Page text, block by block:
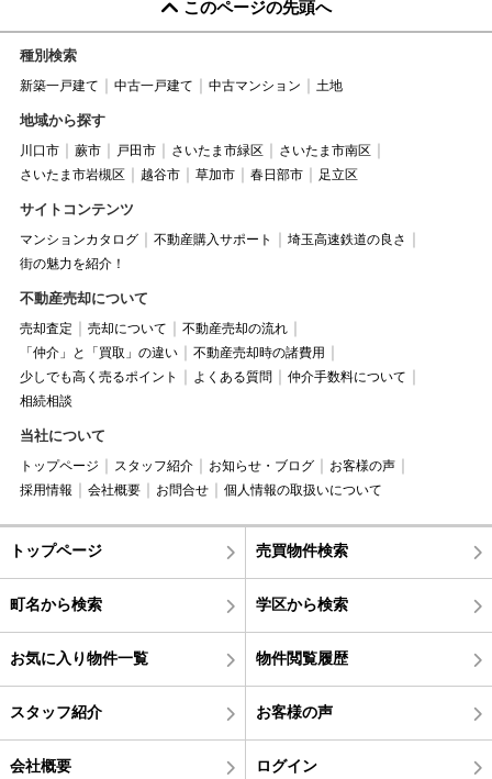
このページの先頭へ
種別検索
新築一戸建て 中古一戸建て 中古マンション 土地
地域から探す
川口市 蕨市 戸田市 さいたま市緑区
さいたま市南区
さいたま市岩槻区
越谷市 草加市 春日部市 足立区
サイトコンテンツ
マンションカタログ 不動産購入サポート
埼玉高速鉄道の良さ
街の魅力を紹介！
不動産売却について
売却査定 売却について
不動産売却の流れ
「仲介」と「買取」の違い
不動産売却時の諸費用
少しでも高く売るポイント
よくある質問
仲介手数料について
相続相談
当社について
トップページ スタッフ紹介 お知らせ・ブログ
お客様の声
採用情報
会社概要 お問合せ 個人情報の取扱いについて
トップページ 売買物件検索
町名から検索 学区から検索
お気に入り物件一覧 物件閲覧履歴
スタッフ紹介 お客様の声
会社概要 ログイン